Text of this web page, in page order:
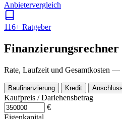
Anbieter­vergleich
116+ Ratgeber
Finanzierungsrechner
Rate, Laufzeit und Gesamtkosten —
Baufinanzierung Kredit
Kaufpreis / Darlehensbetrag
€